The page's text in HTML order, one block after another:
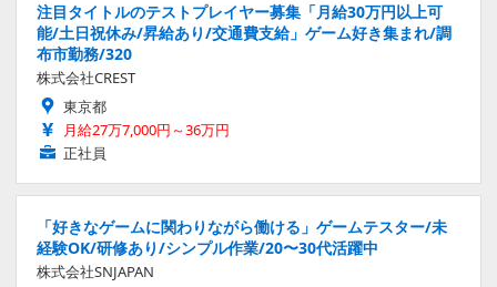
注目タイトルのテストプレイヤー募集「月給30万円以上可
能/土日祝休み/昇給あり/交通費支給」ゲーム好き集まれ/調
布市勤務/320
株式会社CREST
東京都
月給27万7,000円～36万円
正社員
「好きなゲームに関わりながら働ける」ゲームテスター/未
経験OK/研修あり/シンプル作業/20〜30代活躍中
株式会社SNJAPAN